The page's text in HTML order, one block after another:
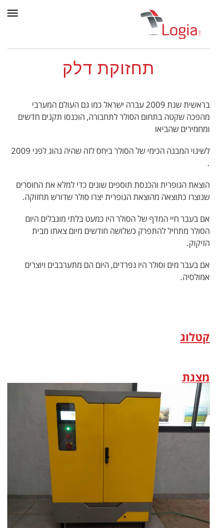
תחזוקת דלק
בראשית שנת 2009 עברה ישראל כמו גם העולם המערבי
מהפכה שקטה בתחום הסולר לתחבורה, הוכנסו תקנים חדשים
ומחמירים שהביאו
לשינוי המבנה הכימי של הסולר ביחס לזה שהיה נהוג לפני 2009
.
הוצאת הגופרית והכנסת תוספים שונים כדי למלא את החוסרים
שנוצרו כתוצאה מהוצאת הגופרית יצרו סולר שדורש תחזוקה.
אם בעבר חיי המדף של הסולר היו כמעט בלתי מוגבלים היום
הסולר מתחיל להתפרק כשלושה חודשים מיום צאתו מבית
הזיקוק.
אם בעבר מים וסולר היו נפרדים, היום הם מתערבבים ויוצרים
אמולסיה.
קטלוג
מצגת